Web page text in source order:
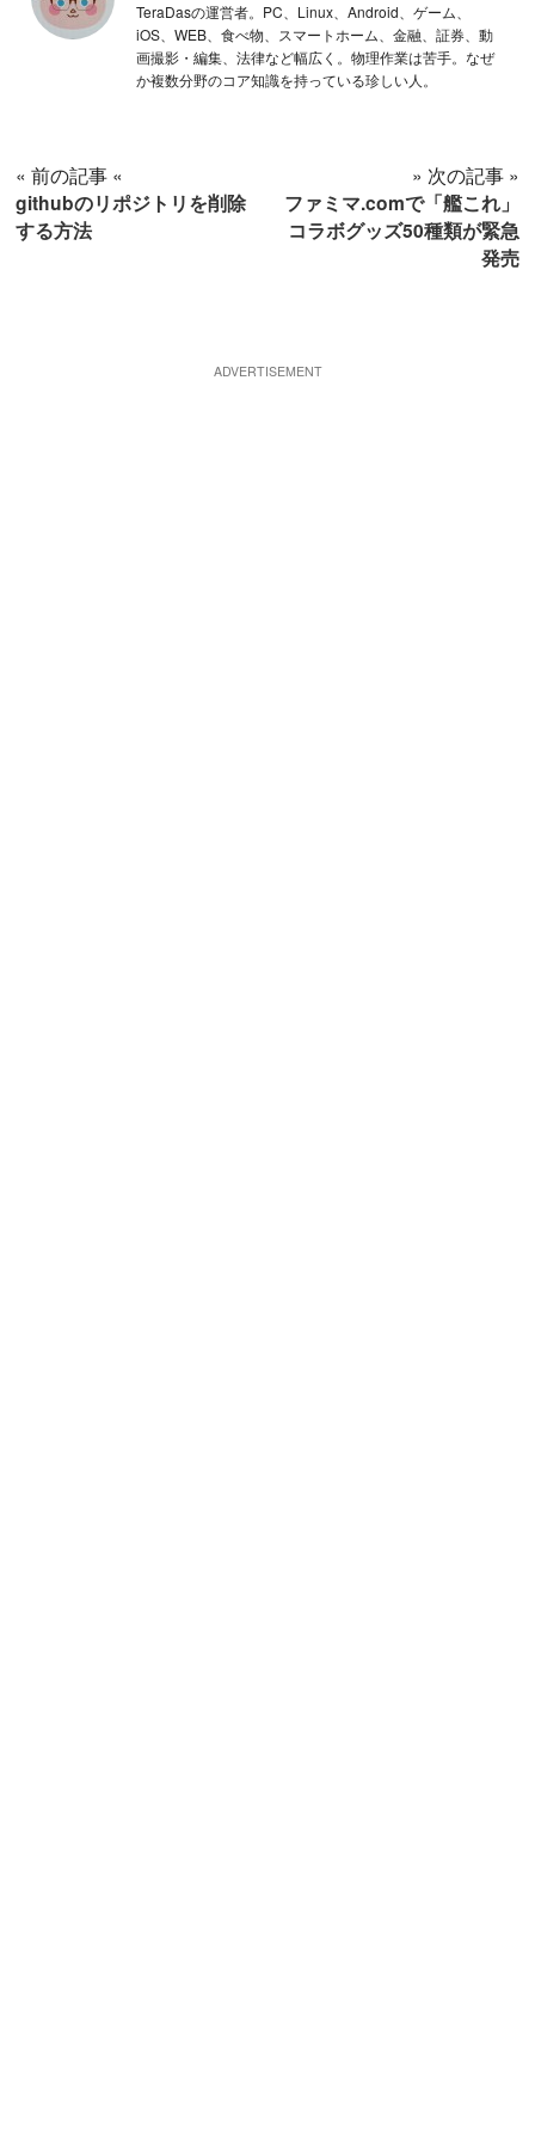
TeraDasの運営者。PC、Linux、Android、ゲーム、
iOS、WEB、食べ物、スマートホーム、金融、証券、動
画撮影・編集、法律など幅広く。物理作業は苦手。なぜ
か複数分野のコア知識を持っている珍しい人。
« 前の記事 «
githubのリポジトリを削除
する方法
» 次の記事 »
ファミマ.comで「艦これ」
コラボグッズ50種類が緊急
発売